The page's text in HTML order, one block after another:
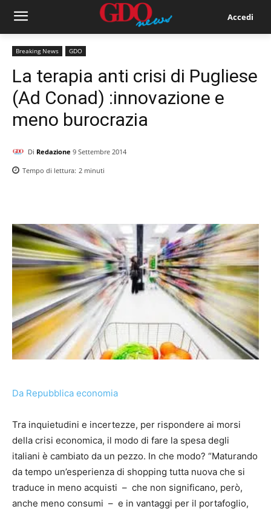
Accedi
Breaking News GDO
La terapia anti crisi di Pugliese
(Ad Conad) :innovazione e
meno burocrazia
Di Redazione 9 Settembre 2014
Tempo di lettura: 2 minuti
Da Repubblica economia
Tra inquietudini e incertezze, per rispondere ai morsi
della crisi economica, il modo di fare la spesa degli
italiani è cambiato da un pezzo. In che modo? “Maturando
da tempo un’esperienza di shopping tutta nuova che si
traduce in meno acquisti – che non significano, però,
anche meno consumi – e in vantaggi per il portafoglio,